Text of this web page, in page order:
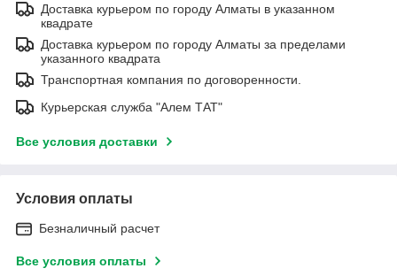
Доставка курьером по городу Алматы в указанном
квадрате
Доставка курьером по городу Алматы за пределами
указанного квадрата
Транспортная компания по договоренности.
Курьерская служба "Алем ТАТ"
Все условия доставки
Условия оплаты
Безналичный расчет
Все условия оплаты